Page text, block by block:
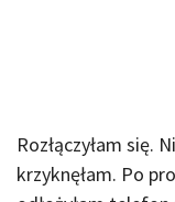
Rozłączyłam się.
krzyknęłam. Po